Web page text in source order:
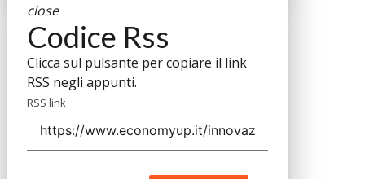
close
Codice Rss
Clicca sul pulsante per copiare il link
RSS negli appunti.
RSS link